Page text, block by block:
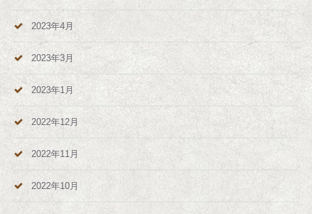
2023年4月
2023年3月
2023年1月
2022年12月
2022年11月
2022年10月